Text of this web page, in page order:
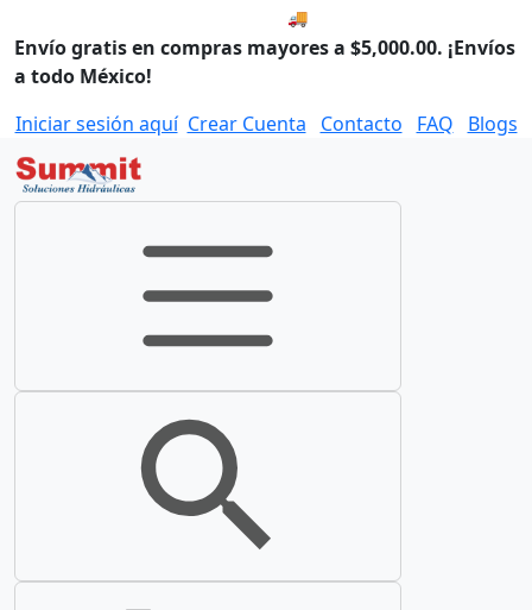
🚚 Envío el Lunes, 10 de
Envío gratis en compras mayores a $5,000.00. ¡Envíos
a todo México!
Iniciar sesión aquí Crear Cuenta Contacto FAQ Blogs